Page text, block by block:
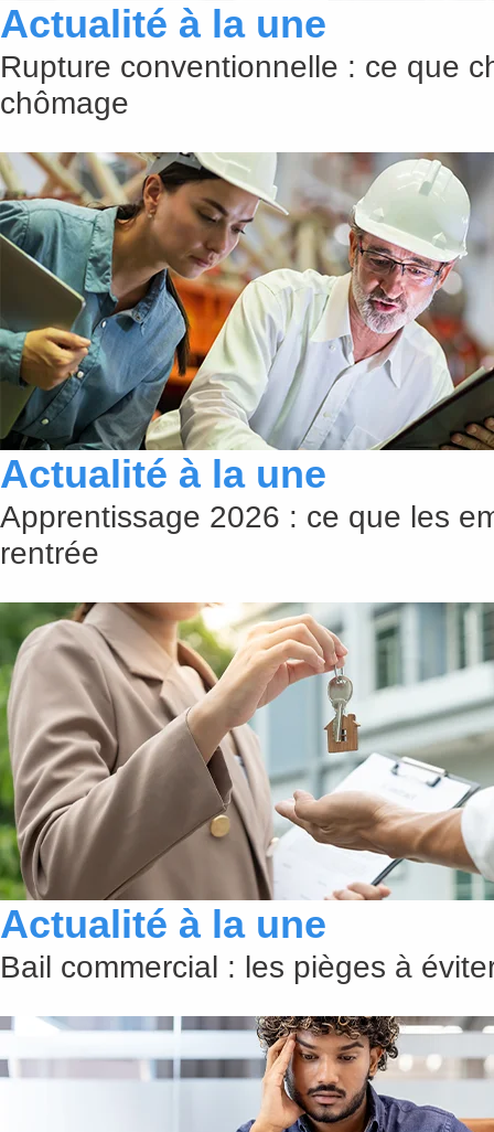
Actualité à la une
Rupture conventionnelle : ce que
chômage
Actualité à la une
Apprentissage 2026 : ce que les
rentrée
Actualité à la une
Bail commercial : les pièges à